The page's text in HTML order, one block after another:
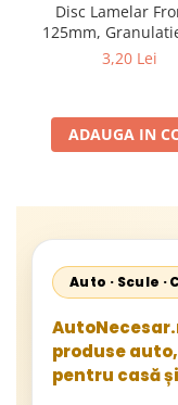
Disc Lamelar
125mm,
Abraziv Premium
13300 RPM, pentru
Otel, Inox, Lemn si
3,20 Lei
ADAUGA IN
Auto · Scule ·
produse
pentru casă